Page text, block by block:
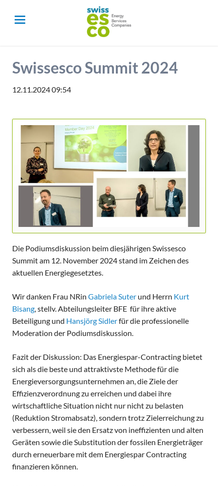
Swissesco Summit 2024
12.11.2024 09:54
Die Podiumsdiskussion beim diesjährigen Swissesco
Summit am 12. November 2024 stand im Zeichen des
aktuellen Energiegesetztes.
Wir danken Frau NRin Gabriela Suterund Herrn Kurt
Bisang, stellv. Abteilungsleiter BFE für ihre aktive
Beteiligung und Hansjörg Sidlerfür die professionelle
Moderation der Podiumsdiskussion.
Fazit der Diskussion: Das Energiespar-Contracting bietet
sich als die beste und attraktivste Methode für die
Energieversorgungsunternehmen an, die Ziele der
Effizienzverordnung zu erreichen und dabei ihre
wirtschaftliche Situation nicht nur nicht zu belasten
(Reduktion Stromabsatz), sondern trotz Zielerreichung zu
verbessern, weil sie den Ersatz von ineffizienten und alten
Geräten sowie die Substitution der fossilen Energieträger
durch erneuerbare mit dem Energiespar Contracting
finanzieren können.